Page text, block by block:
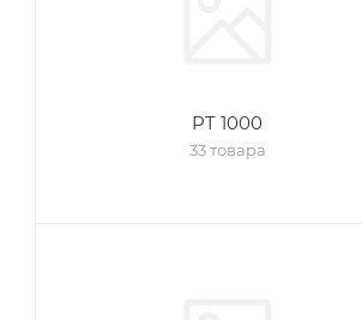
PT 1000
33 товара